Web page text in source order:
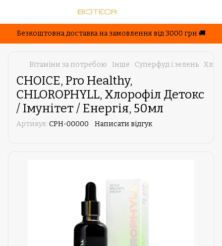
Безкоштовна доставка на замовлення від 3000 грн 🚚
Вітаміни за потребою Інше Суперфуд і зелень
CHOICE, Pro Healthy,
CHLOROPHYLL, Хлорофіл Детокс
/ Імунітет / Енергія, 50мл
Артикул: CPH-00000 Написати відгук